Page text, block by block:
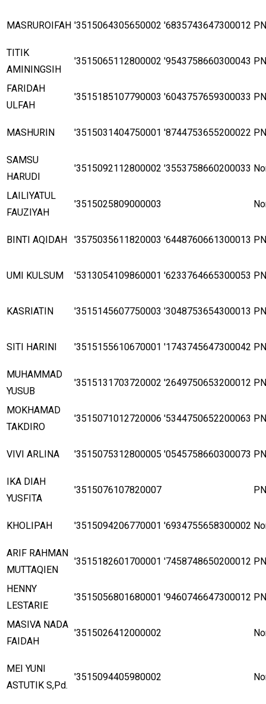
MASRUROIFAH '3515064305650002 '6835743647300012
TITIK
AMININGSIH
'3515065112800002 '9543758660300043
FARIDAH
ULFAH
'3515185107790003 '6043757659300033
MASHURIN '3515031404750001 '8744753655200022
SAMSU
HARUDI
'3515092112800002 '3553758660200033
LAILIYATUL
FAUZIYAH
'3515025809000003
BINTI AQIDAH '3575035611820003 '6448760661300013
UMI KULSUM '5313054109860001 '6233764665300053
KASRIATIN '3515145607750003 '3048753654300013
SITI HARINI '3515155610670001 '1743745647300042
MUHAMMAD
YUSUB
'3515131703720002 '2649750653200012
MOKHAMAD
TAKDIRO
'3515071012720006 '5344750652200063
VIVI ARLINA '3515075312800005 '0545758660300073
IKA DIAH
YUSFITA
'3515076107820007
KHOLIPAH '3515094206770001 '6934755658300002
ARIF RAHMAN
MUTTAQIEN
'3515182601700001 '7458748650200012
HENNY
LESTARIE
'3515056801680001 '9460746647300012
MASIVA NADA
FAIDAH
'3515026412000002
MEI YUNI
ASTUTIK S,Pd.
'3515094405980002